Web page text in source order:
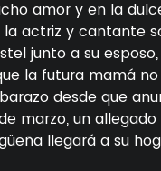
amor y en la
la actriz y cantante
junto a su
la futura mamá
desde que
marzo, un
llegará a su